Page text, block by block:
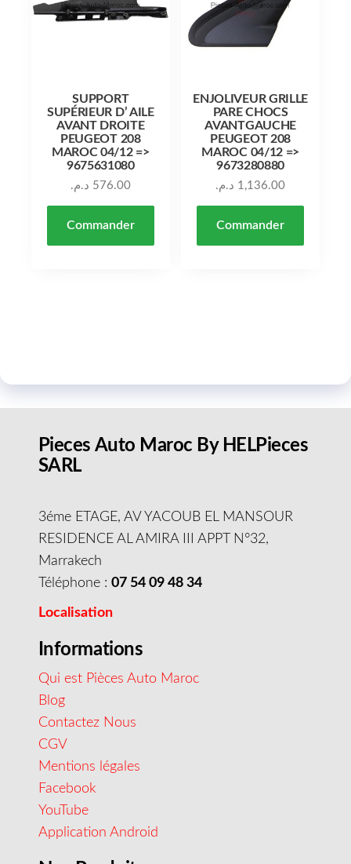
SUPPORT
SUPÉRIEUR D’ AILE
AVANT DROITE
PEUGEOT 208
MAROC 04/12 =>
9675631080
576.00 د.م.
Commander
ENJOLIVEUR GRILLE
PARE CHOCS
AVANTGAUCHE
PEUGEOT 208
MAROC 04/12 =>
9673280880
1,136.00 د.م.
Commander
Pieces Auto Maroc By HELPieces
SARL
3éme ETAGE, AV YACOUB EL MANSOUR
RESIDENCE AL AMIRA III APPT N°32,
Marrakech
Téléphone : 07 54 09 48 34
Localisation
Informations
Qui est Pièces Auto Maroc
Blog
Contactez Nous
CGV
Mentions légales
Facebook
YouTube
Application Android